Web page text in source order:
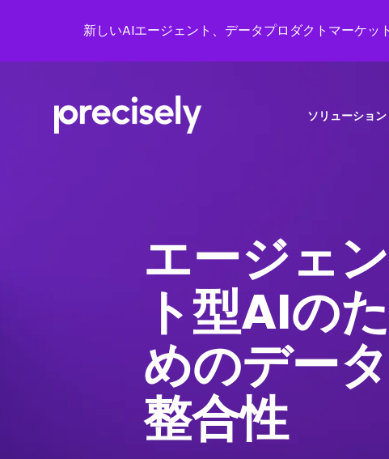
新しいAIエージェント、データプロダクトマーケ
ソリューション
エージェン
ト型AIのた
めのデータ
整合性